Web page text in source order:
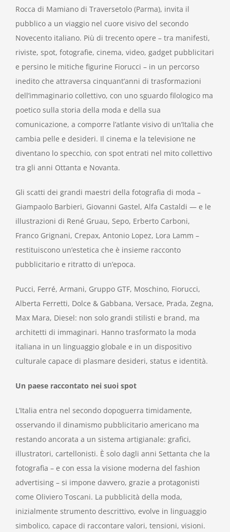
Rocca di Mamiano di Traversetolo (Parma), invita il
pubblico a un viaggio nel cuore visivo del secondo
Novecento italiano. Più di trecento opere – tra manifesti,
riviste, spot, fotografie, cinema, video, gadget pubblicitari
e persino le mitiche figurine Fiorucci – in un percorso
inedito che attraversa cinquant’anni di trasformazioni
dell’immaginario collettivo, con uno sguardo filologico ma
poetico sulla storia della moda e della sua
comunicazione, a comporre l’atlante visivo di un’Italia che
cambia pelle e desideri. Il cinema e la televisione ne
diventano lo specchio, con spot entrati nel mito collettivo
tra gli anni Ottanta e Novanta.
Gli scatti dei grandi maestri della fotografia di moda –
Giampaolo Barbieri, Giovanni Gastel, Alfa Castaldi — e le
illustrazioni di René Gruau, Sepo, Erberto Carboni,
Franco Grignani, Crepax, Antonio Lopez, Lora Lamm –
restituiscono un’estetica che è insieme racconto
pubblicitario e ritratto di un’epoca.
Pucci, Ferré, Armani, Gruppo GTF, Moschino, Fiorucci,
Alberta Ferretti, Dolce & Gabbana, Versace, Prada, Zegna,
Max Mara, Diesel: non solo grandi stilisti e brand, ma
architetti di immaginari. Hanno trasformato la moda
italiana in un linguaggio globale e in un dispositivo
culturale capace di plasmare desideri, status e identità.
Un paese raccontato nei suoi spot
L’Italia entra nel secondo dopoguerra timidamente,
osservando il dinamismo pubblicitario americano ma
restando ancorata a un sistema artigianale: grafici,
illustratori, cartellonisti. È solo dagli anni Settanta che la
fotografia – e con essa la visione moderna del fashion
advertising – si impone davvero, grazie a protagonisti
come Oliviero Toscani. La pubblicità della moda,
inizialmente strumento descrittivo, evolve in linguaggio
simbolico, capace di raccontare valori, tensioni, visioni.